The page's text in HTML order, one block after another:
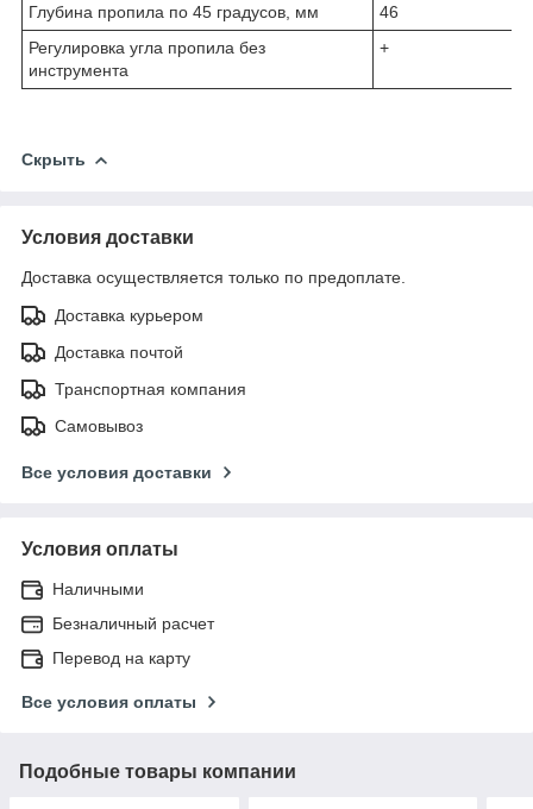
Глубина пропила по 45 градусов, мм
46
Регулировка угла пропила без
инструмента
+
Скрыть
Условия доставки
Доставка осуществляется только по предоплате.
Доставка курьером
Доставка почтой
Транспортная компания
Самовывоз
Все условия доставки
Условия оплаты
Наличными
Безналичный расчет
Перевод на карту
Все условия оплаты
Подобные товары компании